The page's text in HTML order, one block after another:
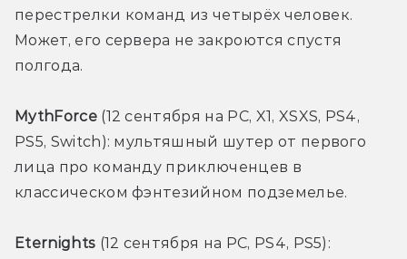
перестрелки команд из четырёх человек.
Может, его сервера не закроются спустя
полгода.
MythForce (12 сентября на PC, X1, XSXS, PS4,
PS5, Switch): мультяшный шутер от первого
лица про команду приключенцев в
классическом фэнтезийном подземелье.
Eternights (12 сентября на PC, PS4, PS5):